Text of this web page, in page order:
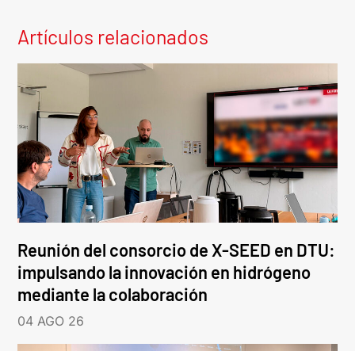
Artículos relacionados
Reunión del consorcio de X-SEED en DTU:
impulsando la innovación en hidrógeno
mediante la colaboración
04 AGO 26